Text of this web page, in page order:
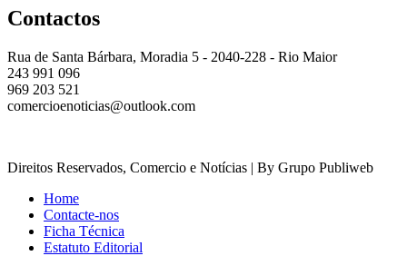
Contactos
Rua de Santa Bárbara, Moradia 5 - 2040-228 - Rio Maior
243 991 096
969 203 521
comercioenoticias@outlook.com
Direitos Reservados, Comercio e Notícias | By Grupo Publiweb
Home
Contacte-nos
Ficha Técnica
Estatuto Editorial